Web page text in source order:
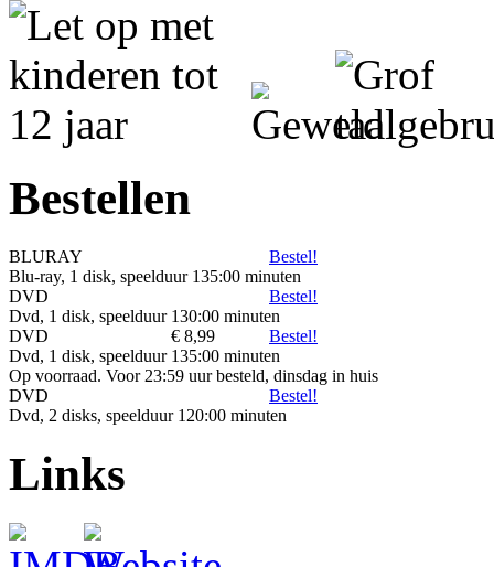
Bestellen
BLURAY
Bestel!
Blu-ray, 1 disk, speelduur 135:00 minuten
DVD
Bestel!
Dvd, 1 disk, speelduur 130:00 minuten
DVD
€ 8,99
Bestel!
Dvd, 1 disk, speelduur 135:00 minuten
Op voorraad. Voor 23:59 uur besteld, dinsdag in huis
DVD
Bestel!
Dvd, 2 disks, speelduur 120:00 minuten
Links